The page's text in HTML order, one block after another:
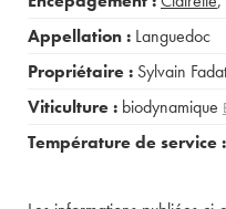
Appellation : Languedoc
Propriétaire : Sylvain Fadat
Viticulture : biodynamique
Température de service :